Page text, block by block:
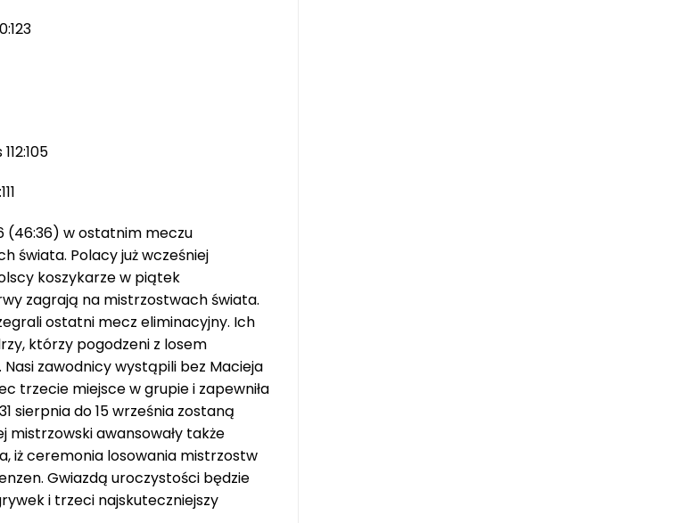
(46:36) w ostatnim meczu
świata. Polacy już wcześniej
koszykarze w piątek
zagrają na mistrzostwach świata.
ostatni mecz eliminacyjny. Ich
którzy pogodzeni z losem
zawodnicy wystąpili bez Macieja
trzecie miejsce w grupie i zapewniła
sierpnia do 15 września zostaną
mistrzowski awansowały także
iż ceremonia losowania mistrzostw
Gwiazdą uroczystości będzie
i trzeci najskuteczniejszy